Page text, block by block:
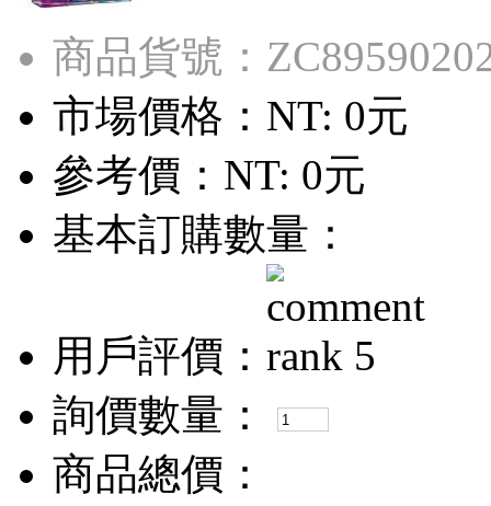
商品貨號：
市場價格： NT: 0元
參考價： NT: 0元
基本訂購數量：
用戶評價：
詢價數量：
商品總價：